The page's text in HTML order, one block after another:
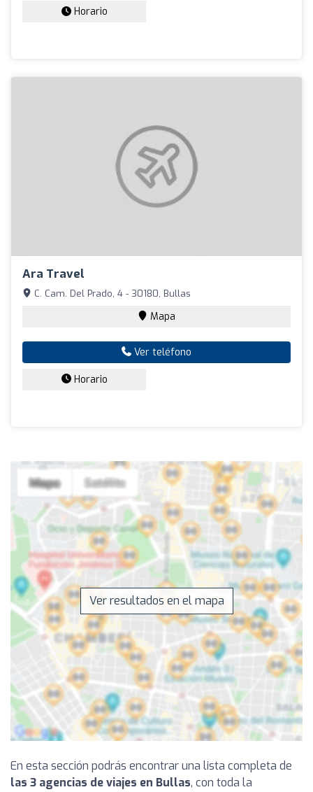
Horario
Ara Travel
C. Cam. Del Prado, 4 - 30180, Bullas
Mapa
Ver teléfono
Horario
Ver resultados en el mapa
En esta sección podrás encontrar una lista completa de
las 3 agencias de viajes en Bullas, con toda la